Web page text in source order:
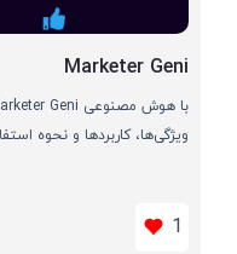
Marketer Geni
ویژگی‌ها، کاربردها و نحوه
1